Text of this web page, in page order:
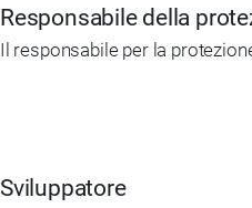
Responsabile della
Il responsabile per la
Sviluppatore